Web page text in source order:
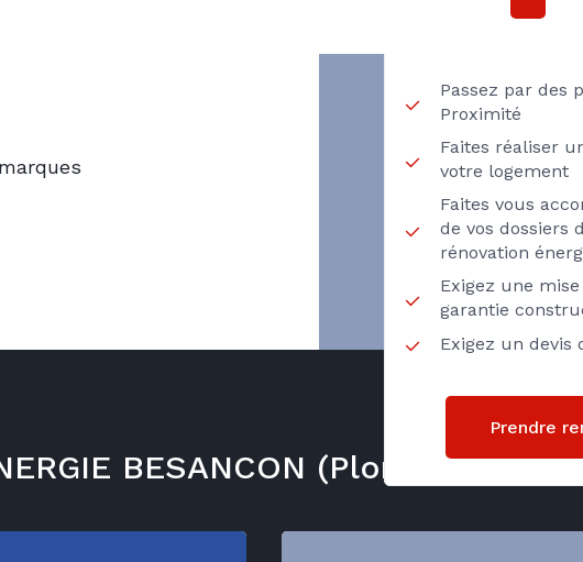
Passez par des
Proximité
Faites réaliser
votre logement
Faites vous
de vos dossiers
rénovation
Exigez une
garantie
Exigez un devis
Prendre
BESANCON (Plomb Chauff